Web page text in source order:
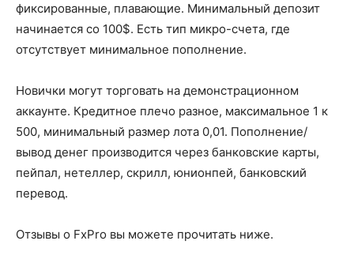
фиксированные, плавающие. Минимальный депозит
начинается со 100$. Есть тип микро-счета, где
отсутствует минимальное пополнение.
Новички могут торговать на демонстрационном
аккаунте. Кредитное плечо разное, максимальное 1 к
500, минимальный размер лота 0,01. Пополнение/
вывод денег производится через банковские карты,
пейпал, нетеллер, скрилл, юнионпей, банковский
перевод.
Отзывы о FxPro вы можете прочитать ниже.